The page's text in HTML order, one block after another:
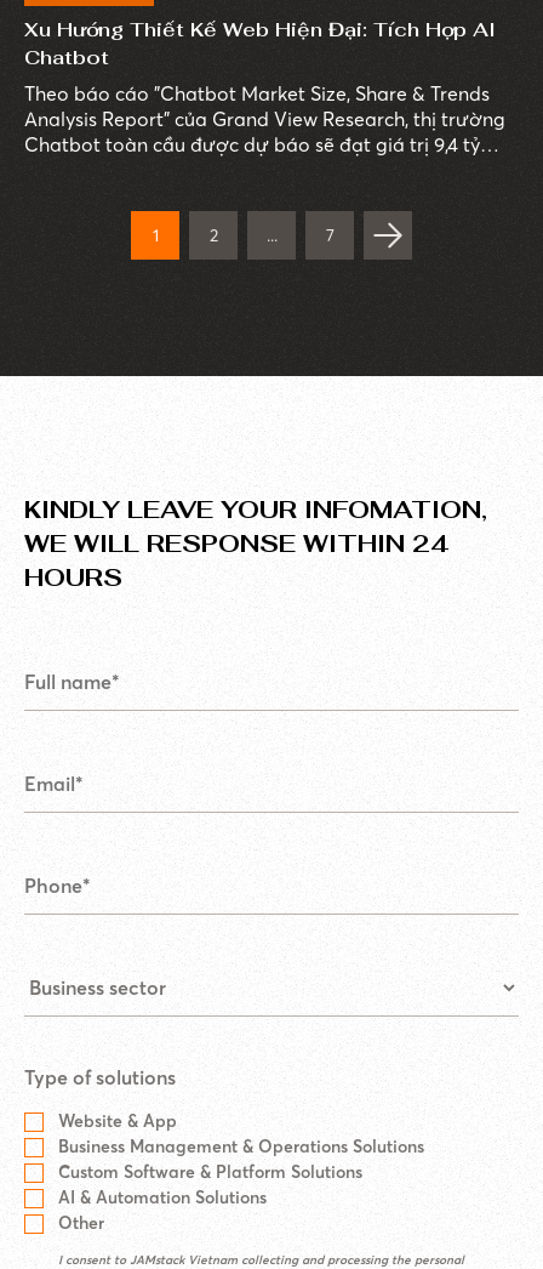
Xu Hướng Thiết Kế Web Hiện Đại: Tích Hợp AI
Chatbot
Theo báo cáo "Chatbot Market Size, Share & Trends
Analysis Report" của Grand View Research, thị trường
Chatbot toàn cầu được dự báo sẽ đạt giá trị 9,4 tỷ
1 2 ... 7
KINDLY LEAVE YOUR INFOMATION,
WE WILL RESPONSE WITHIN 24
HOURS
Type of solutions
Website & App
Business Management & Operations Solutions
Custom Software & Platform Solutions
AI & Automation Solutions
Other
I consent to JAMstack Vietnam collecting and processing the personal